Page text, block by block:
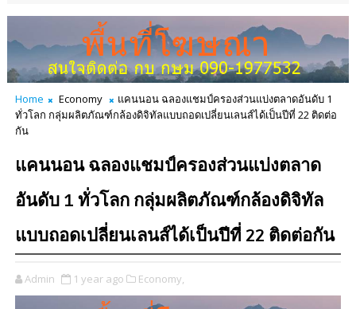
Home Economy
แคนนอน ฉลองแชมป์ครองส่วนแบ่งตลาดอันดับ 1
ทั่วโลก กลุ่มผลิตภัณฑ์กล้องดิจิทัลแบบถอดเปลี่ยนเลนส์ได้เป็นปีที่ 22 ติดต่อ
กัน
แคนนอน ฉลองแชมป์ครองส่วนแบ่งตลาด
อันดับ 1 ทั่วโลก กลุ่มผลิตภัณฑ์กล้องดิจิทัล
แบบถอดเปลี่ยนเลนส์ได้เป็นปีที่ 22 ติดต่อกัน
Admin 1 year ago Economy,